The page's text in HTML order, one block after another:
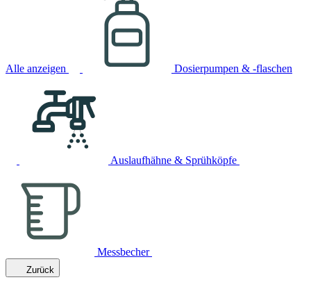
Alle anzeigen Dosierpumpen & -flaschen
Auslaufhähne & Sprühköpfe
Messbecher
Zurück